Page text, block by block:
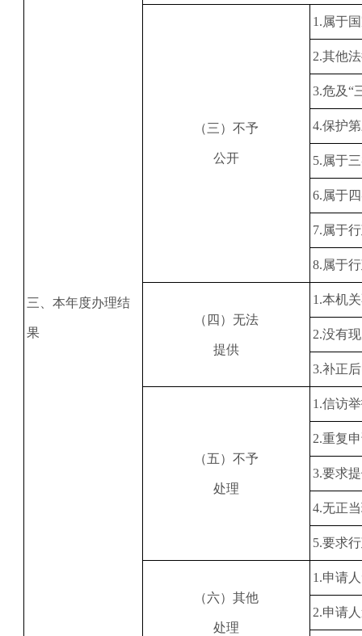
三、本年度办理结
果
（三）不予
公开
1 .属于
2.其他
3.危及“
4.保护
5.属于
6.属于
7.属于
8.属于
（四）无法
提供
1 .本机
2.没有
3.补正
（五）不予
处理
1 .信访
2.重复
3.要求
4.无正
5.要求
（六）其他
处理
1 .申请
2.申请